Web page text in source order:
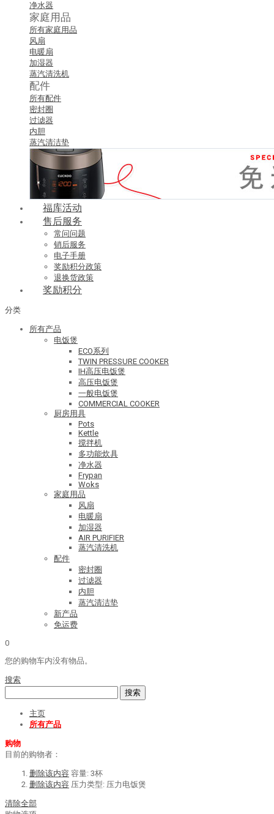
净水器
家庭用品
所有家庭用品
风扇
电暖扇
加湿器
蒸汽清洗机
配件
所有配件
密封圈
过滤器
内胆
蒸汽清洁垫
福库活动
售后服务
常问问题
销后服务
电子手册
奖励积分政策
退换货政策
奖励积分
分类
所有产品
电饭煲
ECO系列
TWIN PRESSURE COOKER
IH高压电饭煲
高压电饭煲
一般电饭煲
COMMERCIAL COOKER
厨房用具
Pots
Kettle
搅拌机
多功能炊具
净水器
Frypan
Woks
家庭用品
风扇
电暖扇
加湿器
AIR PURIFIER
蒸汽清洗机
配件
密封圈
过滤器
内胆
蒸汽清洁垫
新产品
免运费
0
您的购物车内没有物品。
搜索
搜索
主页
所有产品
购物
目前的购物者：
删除该内容 容量: 3杯
删除该内容 压力类型: 压力电饭煲
清除全部